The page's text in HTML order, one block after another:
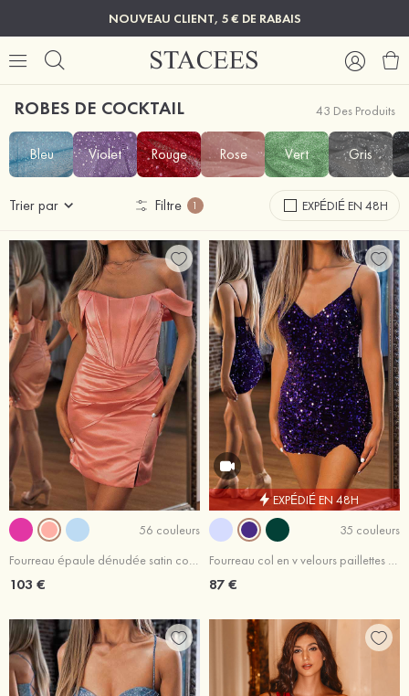
NOUVEAU CLIENT, 5 € DE RABAIS
ROBES DE COCKTAIL 43 Des Produits
Bleu Violet Rouge Rose Vert Gris
Trier par Filtre 1 EXPÉDIÉ EN 48H
56 couleurs
Fourreau épaule dénudée satin courte/mini robe de fête de la rentrée
103 €
EXPÉDIÉ EN 48H
35 couleurs
Fourreau col en v velours paillettes courte/mini robe de fête de la rentrée
87 €